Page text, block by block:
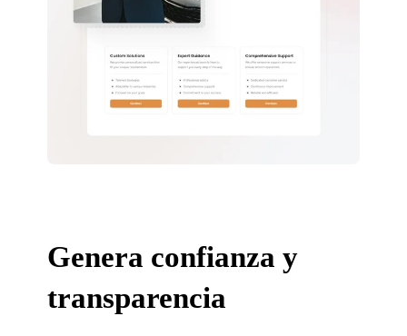
Genera confianza y
transparencia